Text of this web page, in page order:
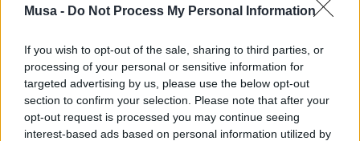
Musa - Do Not Process My Personal Information
If you wish to opt-out of the sale, sharing to third parties, or
processing of your personal or sensitive information for
targeted advertising by us, please use the below opt-out
section to confirm your selection. Please note that after your
opt-out request is processed you may continue seeing
interest-based ads based on personal information utilized by
soluzioni.
enicall4innovators.com .
Call4Innovators raccontata dai suoi protagonisti